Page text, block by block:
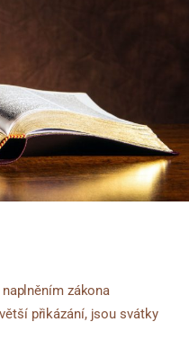
naplněním zákona
přikázání, jsou svátky